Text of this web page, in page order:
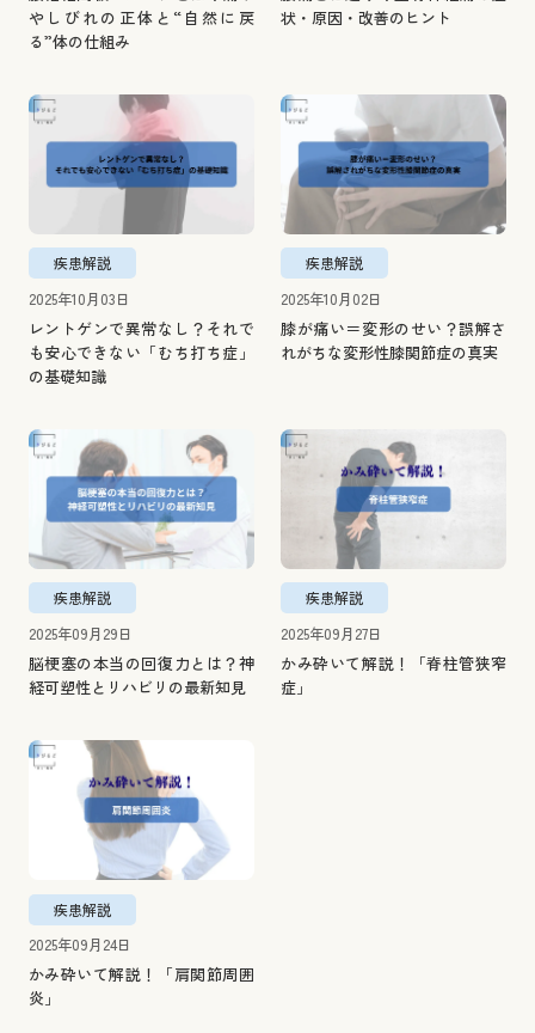
やしびれの正体と“自然に戻
る”体の仕組み
状・原因・改善のヒント
疾患解説
2025年10月03日
レントゲンで異常なし？それで
も安心できない「むち打ち症」
の基礎知識
疾患解説
2025年10月02日
膝が痛い＝変形のせい？誤解さ
れがちな変形性膝関節症の真実
疾患解説
2025年09月29日
脳梗塞の本当の回復力とは？神
経可塑性とリハビリの最新知見
疾患解説
2025年09月27日
かみ砕いて解説！「脊柱管狭窄
症」
疾患解説
2025年09月24日
かみ砕いて解説！「肩関節周囲
炎」